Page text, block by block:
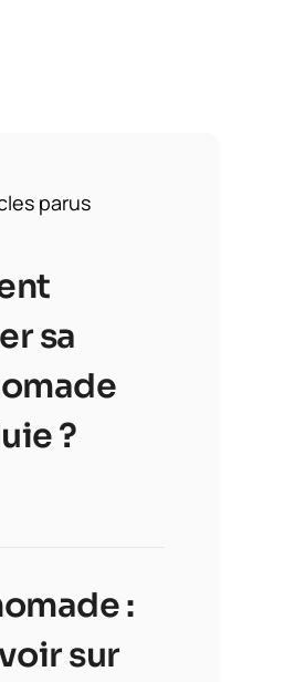
parus
sa
?
:
sur